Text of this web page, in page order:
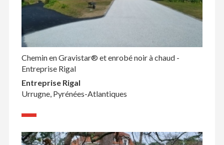
Chemin en Gravistar® et enrobé noir à chaud -
Entreprise Rigal
Entreprise Rigal
Urrugne, Pyrénées-Atlantiques